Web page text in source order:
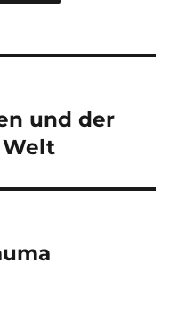
und der
Welt